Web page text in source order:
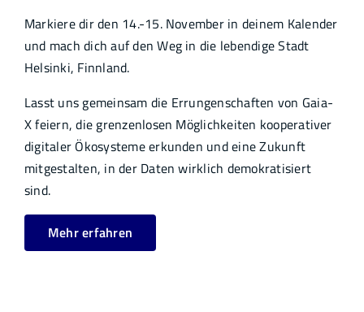
Markiere dir den 14.-15. November in deinem Kalender
und mach dich auf den Weg in die lebendige Stadt
Helsinki, Finnland.
Lasst uns gemeinsam die Errungenschaften von Gaia-
X feiern, die grenzenlosen Möglichkeiten kooperativer
digitaler Ökosysteme erkunden und eine Zukunft
mitgestalten, in der Daten wirklich demokratisiert
sind.
Mehr erfahren